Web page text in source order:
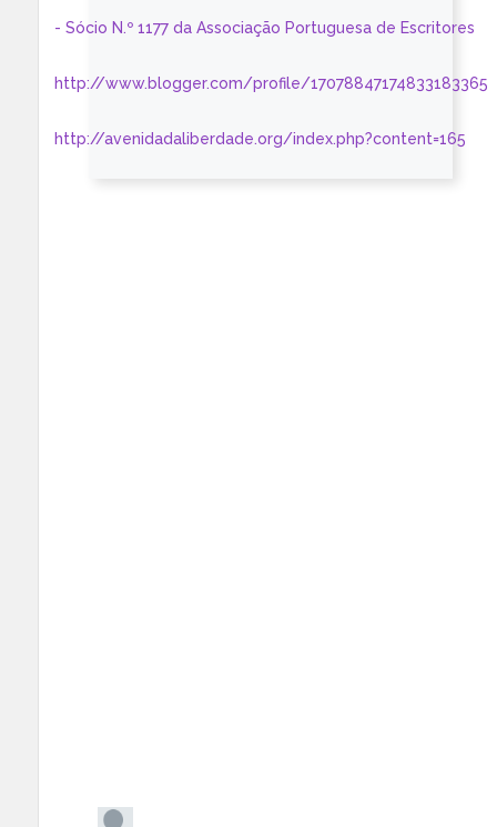
- Sócio N.º 1177 da Associação Portuguesa de Escritores
http://www.blogger.com/profile/17078847174833183365
http://avenidadaliberdade.org/index.php?content=165